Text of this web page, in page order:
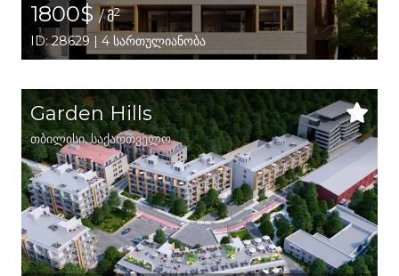
1800$/ მ2
ID: 28629 | 4 სართულიანობა
Garden Hills
თბილისი,საქართველო